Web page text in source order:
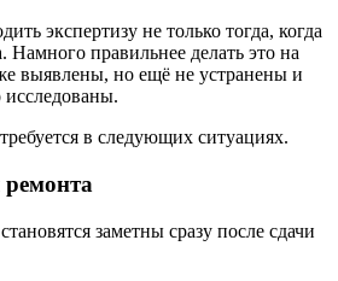
экспертизу не только тогда, когда
Намного правильнее делать это на
выявлены, но ещё не устранены и
в следующих ситуациях.
заметны сразу после сдачи